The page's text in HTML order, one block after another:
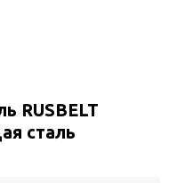
RUSBELT
сталь